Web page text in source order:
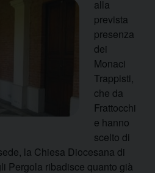
alla
prevista
presenza
dei
Monaci
Trappisti,
che da
Frattocchi
e hanno
scelto di
la Chiesa Diocesana di
Pergola ribadisce quanto già